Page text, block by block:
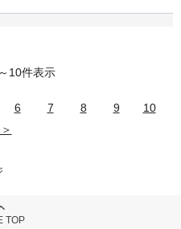
10件表示
6 7 8 9
10
TOP